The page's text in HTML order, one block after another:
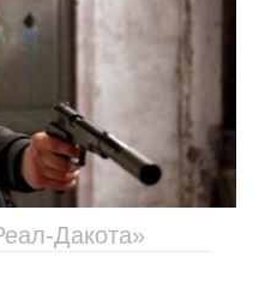
Дакота»